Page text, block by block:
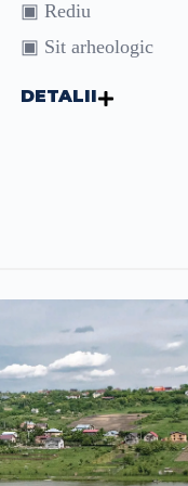
▣ Rediu
▣ Sit arheologic
DETALII